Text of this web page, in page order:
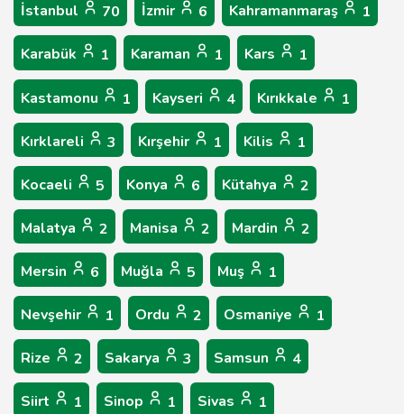
İstanbul 70 İzmir 6 Kahramanmaraş 1
Karabük 1 Karaman 1 Kars 1
Kastamonu 1 Kayseri 4 Kırıkkale 1
Kırklareli 3 Kırşehir 1 Kilis 1
Kocaeli 5 Konya 6 Kütahya 2
Malatya 2 Manisa 2 Mardin 2
Mersin 6 Muğla 5 Muş 1
Nevşehir 1 Ordu 2 Osmaniye 1
Rize 2 Sakarya 3 Samsun 4
Siirt 1 Sinop 1 Sivas 1